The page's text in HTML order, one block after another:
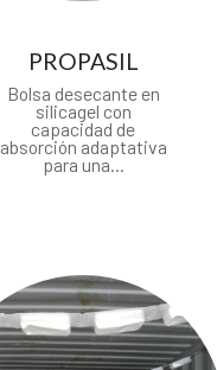
PROPASIL
Bolsa desecante en
silicagel con
capacidad de
absorción adaptativa
para una...